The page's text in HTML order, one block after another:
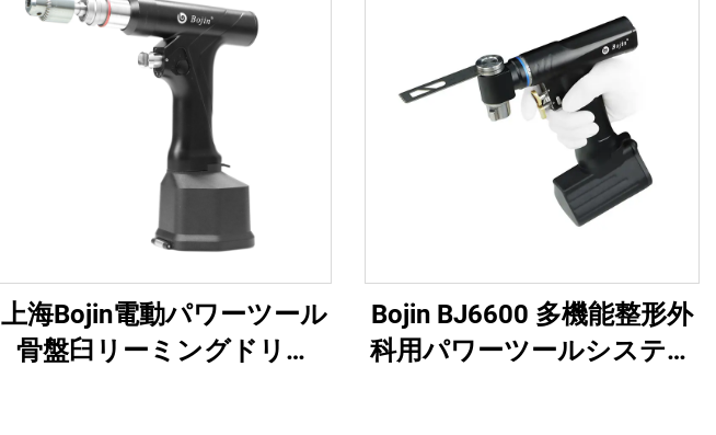
上海Bojin電動パワーツール
骨盤臼リーミングドリル
Bojin BJ6600 多機能整形外
科用パワーツールシステム